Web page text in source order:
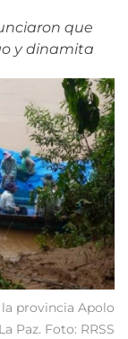
que
y dinamita
provincia Apolo
Paz. Foto: RRSS